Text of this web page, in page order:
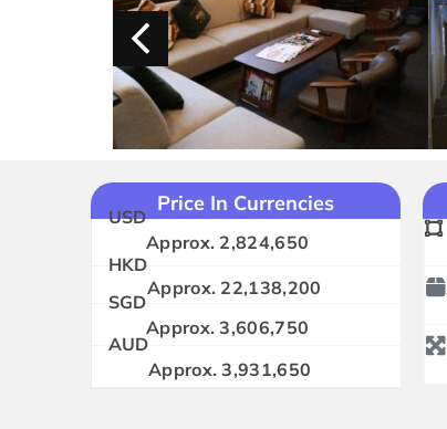
Price In Currencies
USD
Approx. 2,824,650
HKD
Approx. 22,138,200
SGD
Approx. 3,606,750
AUD
Approx. 3,931,650